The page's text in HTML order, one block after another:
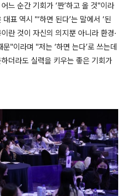
느 순간 기회가 ‘짠’하고 올 것"이라
표 역시 "‘하면 된다’는 말에서 ‘된
란 것이 자신의 의지뿐 아니라 환경·
"이라며 "저는 ‘하면 는다’로 쓰는데
더라도 실력을 키우는 좋은 기회가